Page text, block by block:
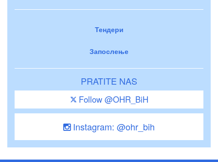
Тендери
Запослење
PRATITE NAS
Follow @OHR_BiH
Instagram: @ohr_bih